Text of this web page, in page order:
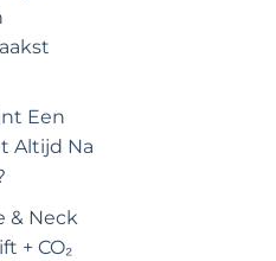
Een
Altijd Na
& Neck
+ CO₂